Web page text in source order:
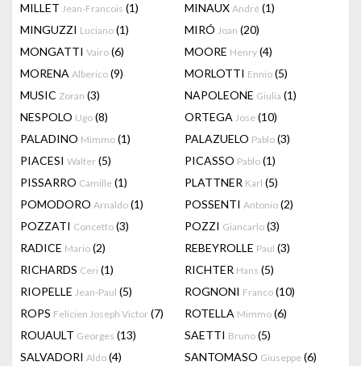
MILLET Jean-Francois (1) MINAUX André (1)
MINGUZZI Luciano (1) MIRÓ Joan (20)
MONGATTI Vairo (6) MOORE Henry (4)
MORENA Alberico (9) MORLOTTI Ennio (5)
MUSIC Zoran (3) NAPOLEONE Giulia (1)
NESPOLO Ugo (8) ORTEGA Jose (10)
PALADINO Mimmo (1) PALAZUELO Pablo (3)
PIACESI Walter (5) PICASSO Pablo (1)
PISSARRO Camille (1) PLATTNER Karl (5)
POMODORO Arnaldo (1) POSSENTI Antonio (2)
POZZATI Concetto (3) POZZI Giancarlo (3)
RADICE Mario (2) REBEYROLLE Paul (3)
RICHARDS Ceri (1) RICHTER Hans (5)
RIOPELLE Jean-Paul (5) ROGNONI Franco (10)
ROPS Felicien Joseph Victor (7) ROTELLA Mimmo (6)
ROUAULT Georges (13) SAETTI Bruno (5)
SALVADORI Aldo (4) SANTOMASO Giuseppe (6)